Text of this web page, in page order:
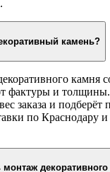
камень?
камня
фактуры и
заказа и подберёт
по Краснодару
монтаж